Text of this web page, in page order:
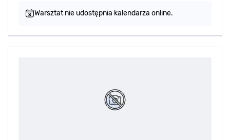
Warsztat nie udostępnia kalendarza online.